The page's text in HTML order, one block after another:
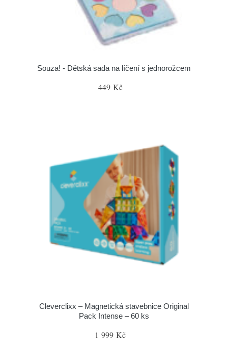
Souza! - Dětská sada na líčení s jednorožcem
449 Kč
Cleverclixx – Magnetická stavebnice Original
Pack Intense – 60 ks
1 999 Kč